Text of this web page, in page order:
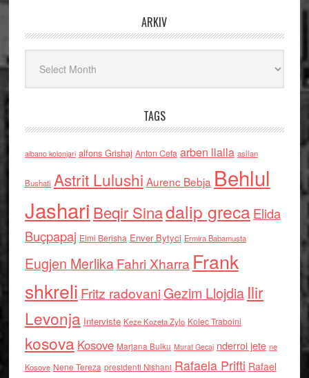
ARKIV
TAGS
albano kolonjari alfons Grishaj Anton Cefa arben llalla asllan
Bushati Astrit Lulushi Aurenc Bebja Behlul
Jashari Beqir Sinadalip grecaElida
Buçpapaj Elmi Berisha Enver Bytyci Ermira Babamusta
Eugjen MerlikaFahri Xharra Frank
shkreli Fritz radovaniGezim Llojdia Ilir
Levonja Interviste Keze Kozeta Zylo Kolec Traboini
kosova Kosove Marjana Bulku Murat Gecaj nderroi jete ne
Kosove Nene Tereza presidenti Nishani Rafaela Prifti Rafael